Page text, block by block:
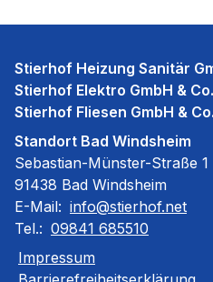
Stierhof Heizung Sanitär
Stierhof Elektro GmbH &
Stierhof Fliesen GmbH &
Standort Bad Windsheim
Sebastian-Münster-Straße 1
91438 Bad Windsheim
E-Mail: info@stierhof.net
Tel.: 09841 685510
Impressum